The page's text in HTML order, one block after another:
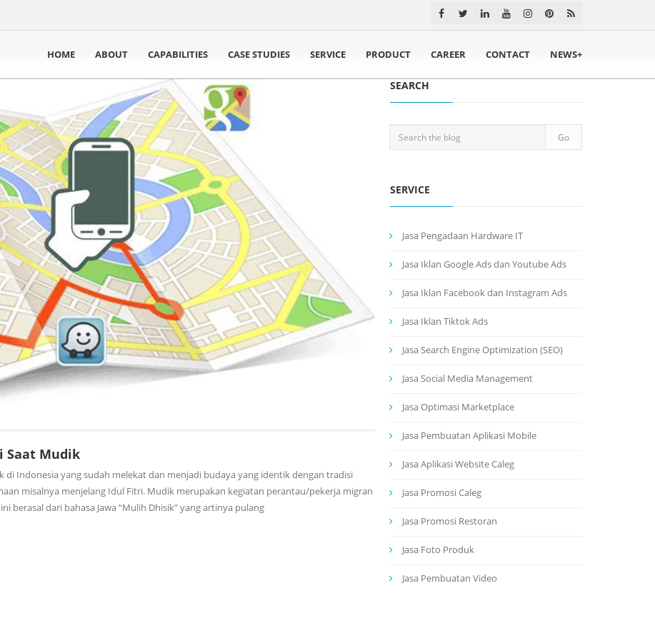
HOME ABOUT CAPABILITIES CASE STUDIES SERVICE PRODUCT CAREER CONTACT NEWS+
Saat Mudik
di Indonesia yang sudah melekat dan menjadi budaya yang identik dengan tradisi
misalnya menjelang Idul Fitri. Mudik merupakan kegiatan perantau/pekerja migran
dari bahasa Jawa “Mulih Dhisik” yang artinya pulang
SEARCH
SERVICE
Jasa Pengadaan Hardware IT
Jasa Iklan Google Ads dan Youtube Ads
Jasa Iklan Facebook dan Instagram Ads
Jasa Iklan Tiktok Ads
Jasa Search Engine Optimization (SEO)
Jasa Social Media Management
Jasa Optimasi Marketplace
Jasa Pembuatan Aplikasi Mobile
Jasa Aplikasi Website Caleg
Jasa Promosi Caleg
Jasa Promosi Restoran
Jasa Foto Produk
Jasa Pembuatan Video